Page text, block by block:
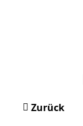
Zurück